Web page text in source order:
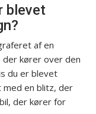
blevet
af en
kører over den
du er blevet
en blitz, der
der kører for